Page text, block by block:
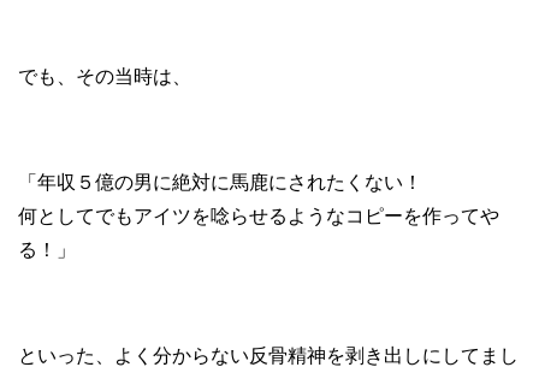
でも、その当時は、
「年収５億の男に絶対に馬鹿にされたくない！
何としてでもアイツを唸らせるようなコピーを作ってや
る！」
といった、よく分からない反骨精神を剥き出しにしてまし